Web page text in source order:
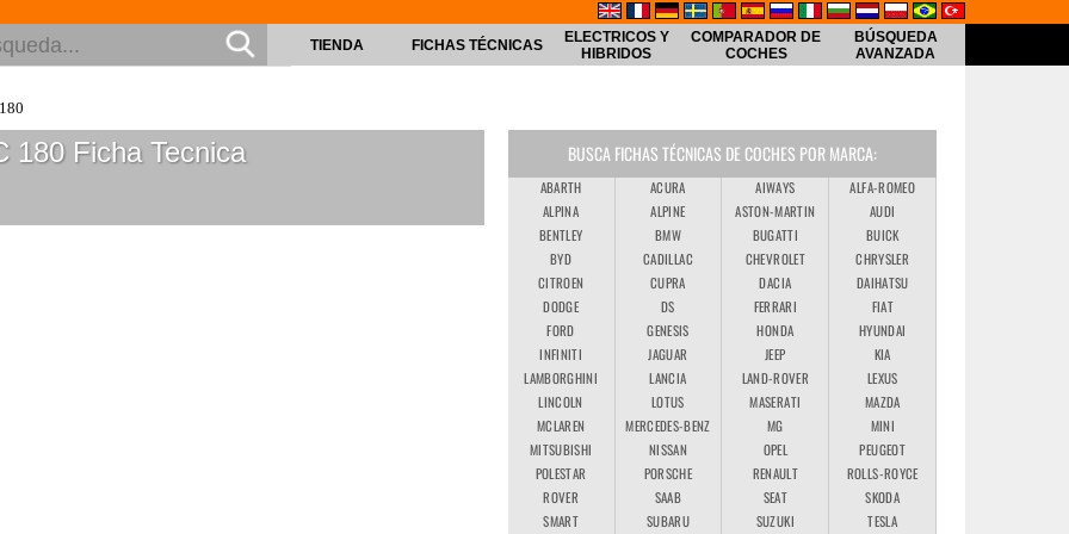
TIENDA FICHAS TÉCNICAS
ELECTRICOS Y
HIBRIDOS
COMPARADOR DE
COCHES
BÚSQUEDA
AVANZADA
180Ficha Tecnica BUSCA FICHAS TÉCNICAS DE COCHES POR MARCA:
ABARTH ACURA AIWAYS
ALFA-ROMEO
ALPINA
ALPINE ASTON-MARTIN
AUDI
BENTLEY
BMW BUGATTI
BUICK
BYD
CADILLAC CHEVROLET
CHRYSLER
CITROEN
CUPRA DACIA
DAIHATSU
DODGE
DS FERRARI
FIAT
FORD
GENESIS HONDA
HYUNDAI
INFINITI
JAGUAR JEEP
KIA
LAMBORGHINI
LANCIA LAND-ROVER
LEXUS
LINCOLN
LOTUS MASERATI
MAZDA
MCLAREN
MERCEDES-BENZ MG
MINI
MITSUBISHI
NISSAN OPEL
PEUGEOT
POLESTAR
PORSCHE RENAULT
ROLLS-ROYCE
ROVER
SAAB SEAT
SKODA
SMART
SUBARU SUZUKI
TESLA